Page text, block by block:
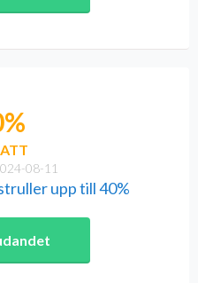
08-11
upp till 40%